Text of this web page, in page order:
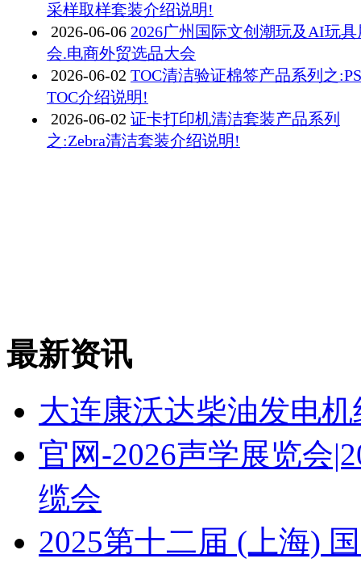
采样取样套装介绍说明!
2026-06-06 2026广州国际文创潮玩及AI玩具
会.电商外贸选品大会
2026-06-02 TOC清洁验证棉签产品系列之
TOC介绍说明!
2026-06-02 证卡打印机清洁套装产品系列
之:Zebra清洁套装介绍说明!
最新资讯
大连康沃达柴油发电机
官网-2026声学展览会
缆会
2025第十二届 (上海)